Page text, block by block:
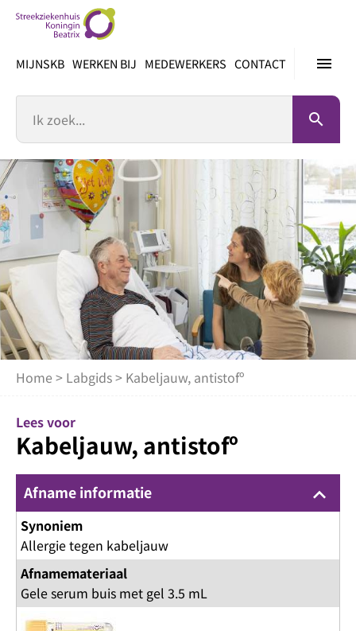
inhoud
menu
MIJNSKB WERKEN BIJ MEDEWERKERS CONTACT
search
Home > Labgids> Kabeljauw, antistofº
Lees voor
Kabeljauw, antistofº
Afname informatie keyboard_arrow_up
Synoniem
Allergie tegen kabeljauw
Afnamemateriaal
Gele serum buis met gel 3.5 mL